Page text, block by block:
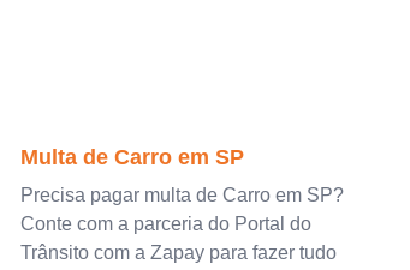
Multa de Carro em SP
Precisa pagar multa de Carro em SP?
Conte com a parceria do Portal do
Trânsito com a Zapay para fazer tudo